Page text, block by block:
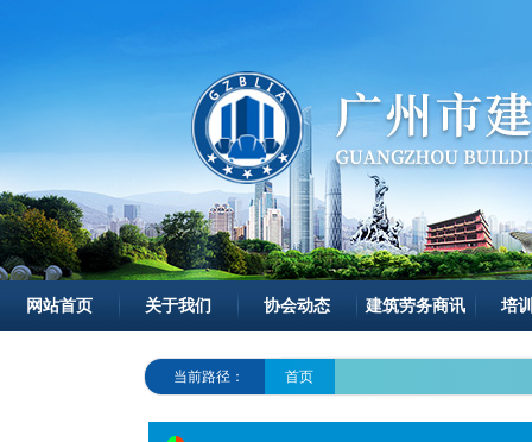
网站首页 关于我们 协会动态 建筑劳务商讯 培
当前路径： 首页